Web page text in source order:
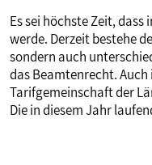
Es sei höchste Zeit,
werde. Derzeit bestehe
sondern auch
das Beamtenrecht.
Tarifgemeinschaft der
Die in diesem Jahr